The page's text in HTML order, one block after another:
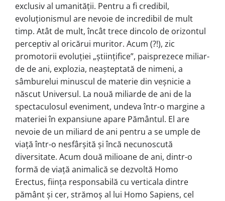
exclusiv al umanității. Pentru a fi cre­di­bil,
evoluționismul are nevoie de incre­di­bil de mult
timp. Atât de mult, încât tre­ce dincolo de orizontul
perceptiv al ori­că­rui muritor. Acum (?!), zic
promotorii evoluției „științifice”, paisprezece miliar­
de de ani, explozia, neașteptată de ni­meni, a
sâmburelui minuscul de materie din veșnicie a
născut Universul. La nouă miliarde de ani de la
spectaculosul eveni­ment, undeva într-o margine a
materiei în expansiune apare Pământul. El are
nevoie de un miliard de ani pentru a se umple de
viață într-o nesfârșită și încă ne­cunoscută
diversitate. Acum două milioane de ani, dintr-o
formă de viață ani­malică se dezvoltă Homo
Erectus, fiin­ța responsabilă cu verticala dintre
pământ și cer, strămoș al lui Homo Sapiens, cel